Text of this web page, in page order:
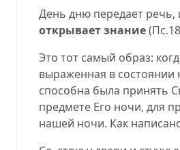
День дню передает речь,
открывает знание(
Это тот самый образ:
выраженная в состоянии
способна была принять
предмете Его ночи, для
нашей ночи. Как